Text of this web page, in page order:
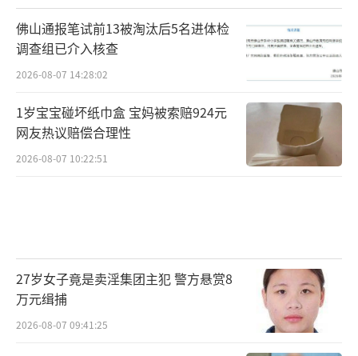
佛山通报笔试前13被淘汰后5名进体检
调查组已介入核查
2026-08-07 14:28:02
1岁宝宝碰坏纸巾盒 宝妈被索赔924元
网友热议赔偿合理性
2026-08-07 10:22:51
27岁女子竟是卖淫集团主犯 警方悬赏8
万元缉捕
2026-08-07 09:41:25